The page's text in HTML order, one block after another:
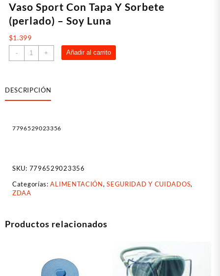
Vaso Sport Con Tapa Y Sorbete
(perlado) – Soy Luna
$1.399
-
Vaso
Sport
Y
Sorbete
Soy
+ Añadir al carrito
DESCRIPCIÓN
7796529023356
SKU: 7796529023356
Categorías:ALIMENTACIÓN,SEGURIDAD Y CUIDADOS,
ZDAA
Productos relacionados